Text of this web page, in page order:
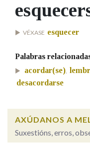
Facebook
TwitterYoutubeInstagram
BUSCAR NOS
Comeza por
Remata por
Contén
VÉXASE esquecer
Palabras
acordar(se),
desacordarse
AXÚDANOS A
Suxestións, erros,